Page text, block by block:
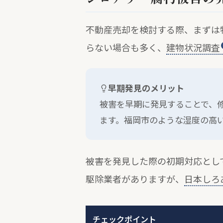
不動産売却を検討する際、まず
らない場合も多く、 建物状況調査
早期発見のメリット
被害を早期に発見することで、
ます。福岡市のような湿度の高
被害を発見した際の初期対応と
駆除業者がありますが、
日本し
チェックポイント